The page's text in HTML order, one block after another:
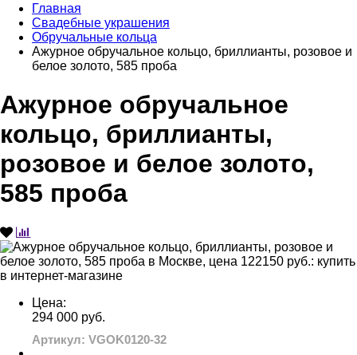
Главная
Свадебные украшения
Обручальные кольца
Ажурное обручальное кольцо, бриллианты, розовое и
белое золото, 585 проба
Ажурное обручальное
кольцо, бриллианты,
розовое и белое золото,
585 проба
Цена:
294 000 руб.
Артикул: VGOK0120-32